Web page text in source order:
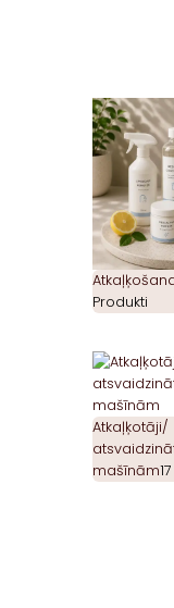
Produkti
Atkaļķotāji/
mašīnām